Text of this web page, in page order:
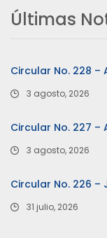
Últimas
Circular No. 228 –
3 agosto, 2026
Circular No. 227 –
3 agosto, 2026
Circular No. 226 –
31 julio, 2026